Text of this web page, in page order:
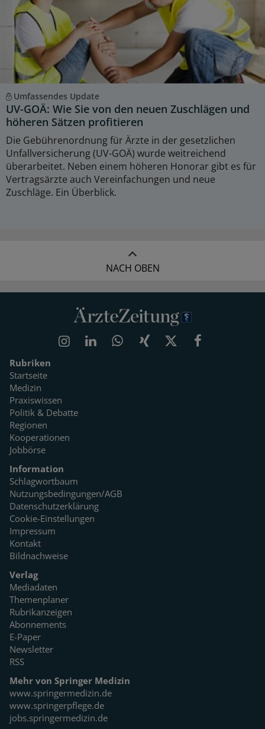
Umfassendes Update
UV-GOÄ: Wie Sie von den neuen Zuschlägen und
höheren Sätzen profitieren
Die Gebührenordnung für Ärzte in der gesetzlichen
Unfallversicherung (UV-GOÄ) wurde weitreichend
überarbeitet. Neben einem höheren Honorar gibt es für
Vertragsärzte auch Vereinfachungen und neue
Zuschläge. Ein Überblick.
NACH OBEN
Rubriken
Startseite
Medizin
Praxiswissen
Politik & Debatte
Regionen
Kooperationen
Jobbörse
Information
Schlagwortbaum
Nutzungsbedingungen/AGB
Datenschutzerklärung
Cookie-Einstellungen
Impressum
Kontakt
Bildnachweise
Verlag
Mediadaten
Themenplaner
Rubrikanzeigen
Abonnements
E-Paper
Newsletter
RSS
Mehr von Springer Medizin
www.springermedizin.de
www.springerpflege.de
jobs.springermedizin.de